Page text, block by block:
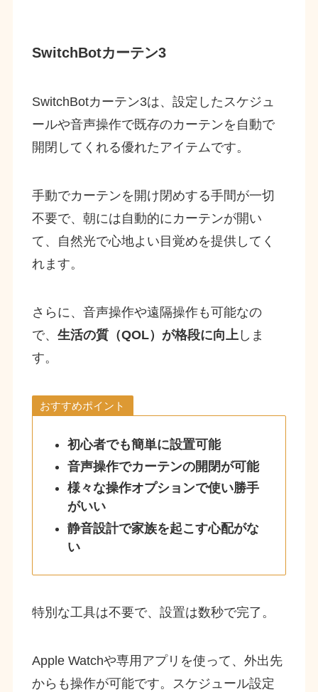
SwitchBotカーテン3
SwitchBotカーテン3は、設定したスケジュ
ールや音声操作で既存のカーテンを自動で
開閉してくれる優れたアイテムです。
手動でカーテンを開け閉めする手間が一切
不要で、朝には自動的にカーテンが開い
て、自然光で心地よい目覚めを提供してく
れます。
さらに、音声操作や遠隔操作も可能なの
で、 生活の質（QOL）が格段に向上 しま
す。
おすすめポイント
初心者でも簡単に設置可能
音声操作でカーテンの開閉が可能
様々な操作オプションで使い勝手
がいい
静音設計で家族を起こす心配がな
い
特別な工具は不要で、設置は数秒で完了。
Apple Watchや専用アプリを使って、外出先
からも操作が可能です。スケジュール設定